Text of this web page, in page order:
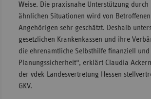
Weise. Die praxisnahe Unterstützung durch
ähnlichen Situationen wird von
Angehörigen sehr geschätzt. Deshalb
gesetzlichen Krankenkassen und ihre
die ehrenamtliche Selbsthilfe finanziell
Planungssicherheit“, erklärt Claudia
der vdek-Landesvertretung Hessen
GKV.